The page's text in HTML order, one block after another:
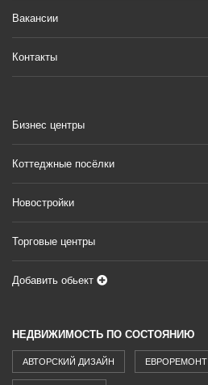
Вакансии
Контакты
Бизнес центры
Коттеджные посёлки
Новостройки
Торговые центры
Добавить обьект
НЕДВИЖИМОСТЬ ПО СОСТОЯНИЮ
АВТОРСКИЙ ДИЗАЙН ЕВРОРЕМОНТ